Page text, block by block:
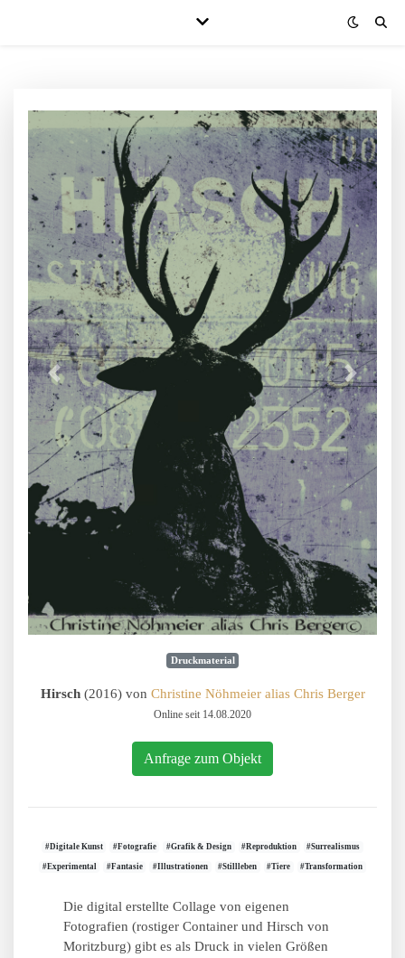
Druckmaterial
Hirsch(2016) von Christine Nöhmeier alias Chris Berger
Online seit 14.08.2020
Anfrage zum Objekt
#Digitale Kunst #Fotografie #Grafik & Design #Reproduktion #Surrealismus
#Experimental #Fantasie #Illustrationen #Stillleben #Tiere #Transformation
Die digital erstellte Collage von eigenen
Fotografien (rostiger Container und Hirsch von
Moritzburg) gibt es als Druck in vielen Größen